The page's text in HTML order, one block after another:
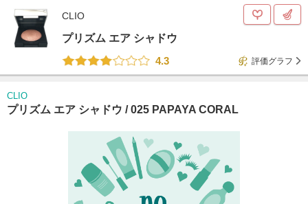
CLIO
プリズム エア シャドウ
4.3
評価グラフ
CLIO
プリズム エア シャドウ /025 PAPAYA CORAL